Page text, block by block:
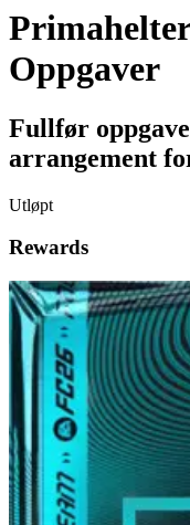
Oppgaver
Fullfør
arrangement
Utløpt
Rewards